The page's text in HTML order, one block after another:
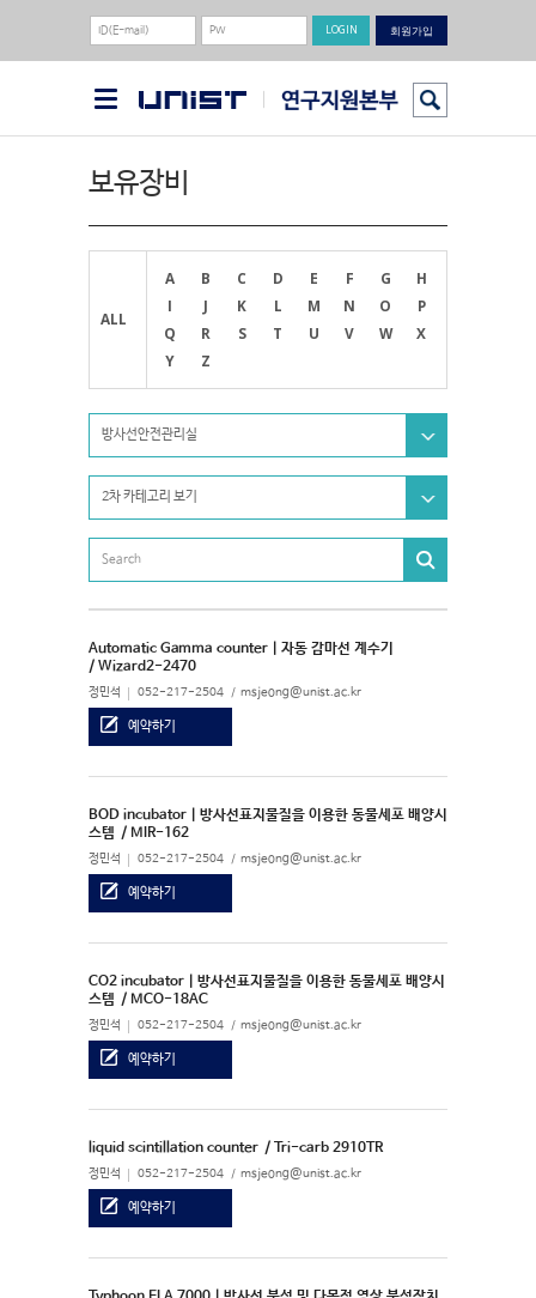
회원가입
보유장비
ALL
A B C D E F G
H
I
J K L M N O
P
Q
R S T U V W
X
Y
Z
방사선안전관리실
2차 카테고리 보기
Automatic Gamma counter | 자동 감마선 계수기
/ Wizard2-2470
정민석 052-217-2504 msjeong@unist.ac.kr
예약하기
BOD incubator | 방사선표지물질을 이용한 동물세포 배양시
스템 / MIR-162
정민석 052-217-2504 msjeong@unist.ac.kr
예약하기
CO2 incubator | 방사선표지물질을 이용한 동물세포 배양시
스템 / MCO-18AC
정민석 052-217-2504 msjeong@unist.ac.kr
예약하기
liquid scintillation counter / Tri-carb 2910TR
정민석 052-217-2504 msjeong@unist.ac.kr
예약하기